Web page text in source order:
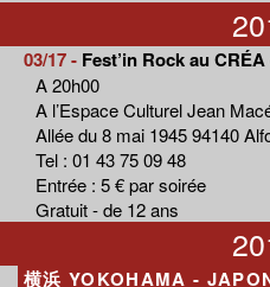
03/17 - Fest’in Rock au
A 20h00
A l’Espace Culturel Jean
Allée du 8 mai 1945 94140
Tel : 01 43 75 09 48
Entrée : 5 € par soirée
Gratuit - de 12 ans
横浜 YOKOHAMA -